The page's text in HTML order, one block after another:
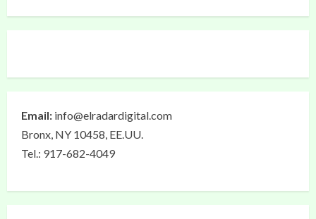
Email: info@elradardigital.com
Bronx, NY 10458, EE.UU.
Tel.: 917-682-4049